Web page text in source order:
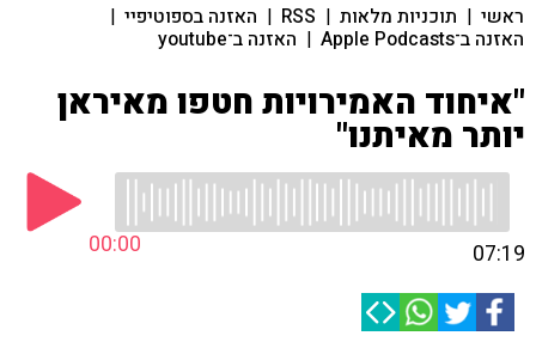
ראשי | תוכניות מלאות |
RSS
| האזנה בספוטיפיי |
האזנה ב־Apple Podcasts | האזנה ב־youtube
"איחוד האמירויות חטפו מאיראן
יותר מאיתנו"
00:00 07:19